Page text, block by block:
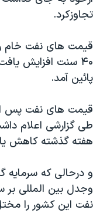
اصلی
به
جستجو
ورزشی
گزیده‌ها
ویژه برنامه‌ها
ویدیوها
فرهنگ و زندگی
حقوق شهروندی
اقتصادی
علم و فناوری
اسرائیل در جنگ
گالری عکس
جام جهانی ۲۰۲۶
عملیات خشم حماسی
۲۵۰سالگی آمریکا
بایگانی برنامه‌های
مستندها
انتخابات ریاست جمهوری
حمله جمهوری اسلامی
رمز مهسا
ورزش زنان در ایران
اعتراضات زن، زندگی،
فرکانس‌های صدای
پخش رادیویی
یادگیری زبان انگلیسی
دنبال کنید
زبانهای مختلف
تجاوزکرد.
۴۰ سنت افزايش
پائين آمد.
قيمت های نفت پس
طی گزارشی اعلام
هفته گذشته کاهش
و درحالی که سرمايه
وجدل بين المللی بر
نفت اين کشور را